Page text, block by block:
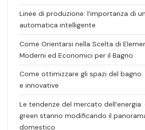
Linee di produzione: l’importanza di
automatica intelligente
Come Orientarsi nella Scelta di
Moderni ed Economici per il Bagno
Come ottimizzare gli spazi del
e innovative
Le tendenze del mercato
green stanno modificando il
domestico